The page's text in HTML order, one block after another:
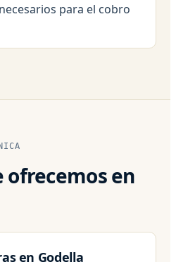
para el cobro
ofrecemos en
en Godella